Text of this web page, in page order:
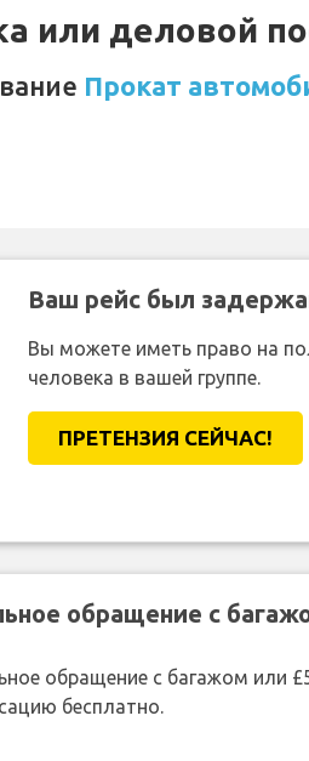
или деловой
Прокат
Ваш рейс был
Вы можете иметь право на
человека в вашей группе.
ПРЕТЕНЗИЯ CЕЙЧАС!
обращение с
обращение с багажом или
бесплатно.